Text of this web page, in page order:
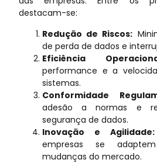
destacam-se:
Redução de Riscos:
de perda de dados e
Eficiência
performance e a
sistemas.
Conformidade
adesão a normas e
segurança de dados.
Inovação e Agilidade:
empresas se
mudanças do mercado.